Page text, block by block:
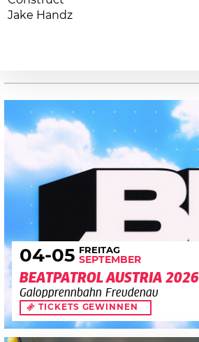
Jake Handz
04-05 FREITAG
SEPTEMBER
BEATPATROL AUSTRIA 2026
Galopprennbahn Freudenau
TICKETS GEWINNEN